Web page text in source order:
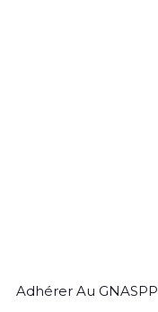
Adhérer Au GNASPP